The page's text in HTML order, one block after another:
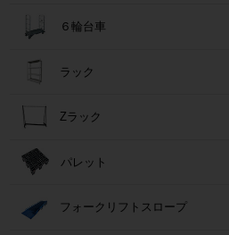
６輪台車
ラック
Zラック
パレット
フォークリフトスロープ